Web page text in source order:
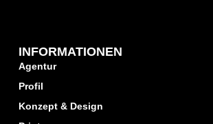
INFORMATIONEN
Agentur
Profil
Konzept & Design